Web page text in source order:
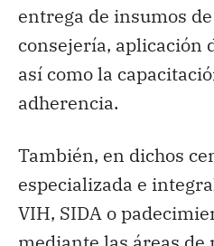
entrega de insumos
consejería, aplicación
así como la
adherencia.
También, en dichos
especializada e
VIH, SIDA o